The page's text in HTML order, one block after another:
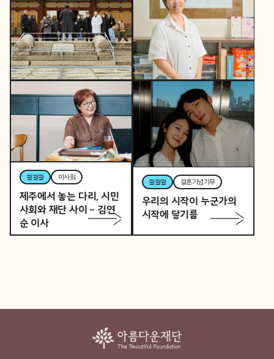
역사활동가
토요일 오후, 역사활동가
로 변신하는 직장인 P의
이중생활
콸콸콸 뷰티풀커넥트
우리 동네가 어제보다 다
정해지는 법
콸콸콸 이사회
제주에서 놓는 다리, 시민
사회와 재단 사이 – 김연
순 이사
콸콸콸 결혼기념기부
우리의 시작이 누군가의
시작에 닿기를